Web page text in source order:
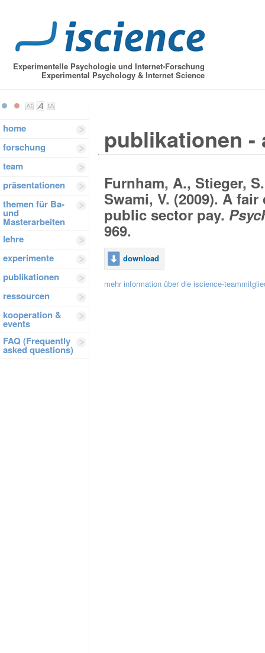
Experimentelle Psychologie und Internet-Forschung
Experimental Psychology & Internet Science
home
forschung
team
präsentationen
themen für Ba-
und
Masterarbeiten
lehre
experimente
publikationen
ressourcen
kooperation &
events
FAQ (Frequently
asked questions)
publikationen -
Furnham, A., Stieger,
Swami, V. (2009). A
public sector pay.
969.
download
mehr information über die iscience-